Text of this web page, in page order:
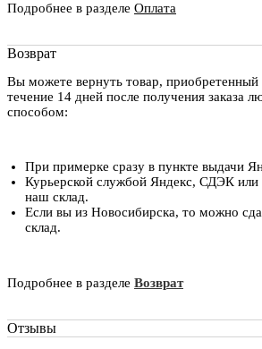
Подробнее в разделе Оплата
Возврат
Вы можете вернуть товар,
течение 14 дней после получения заказа
способом:
При примерке сразу в пункте выдачи
Курьерской службой Яндекс, СДЭК или
наш склад.
Если вы из Новосибирска, то можно
склад.
Подробнее в разделе Возврат
Отзывы